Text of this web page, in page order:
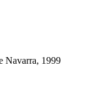
Navarra, 1999